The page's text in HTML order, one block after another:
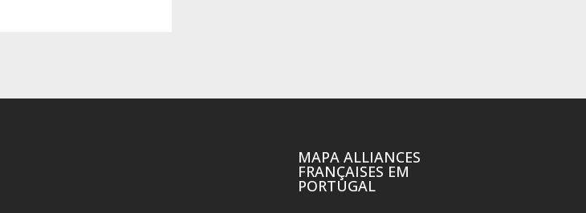
MAPA ALLIANCES
FRANÇAISES EM
PORTUGAL